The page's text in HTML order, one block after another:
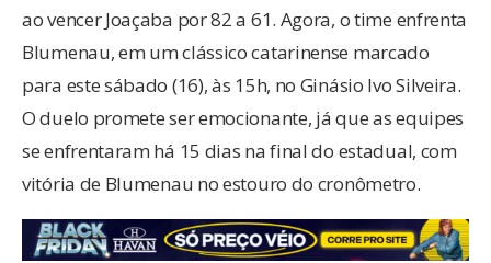
ao vencer Joaçaba por 82 a 61. Agora, o time enfrenta
Blumenau, em um clássico catarinense marcado
para este sábado (16), às 15h, no Ginásio Ivo Silveira.
O duelo promete ser emocionante, já que as equipes
se enfrentaram há 15 dias na final do estadual, com
vitória de Blumenau no estouro do cronômetro.